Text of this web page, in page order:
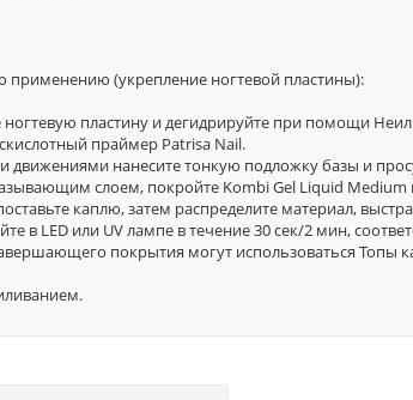
применению (укрепление ногтевой пластины):
ногтевую пластину и дегидрируйте при помощи
праймер Patrisa Nail.
нанесите тонкую подложку базы и
слоем, покройте Kombi Gel Liquid Medium
каплю, затем распределите материал,
в LED или UV лампе в течение 30 сек/2 мин,
покрытия могут использоваться Топы